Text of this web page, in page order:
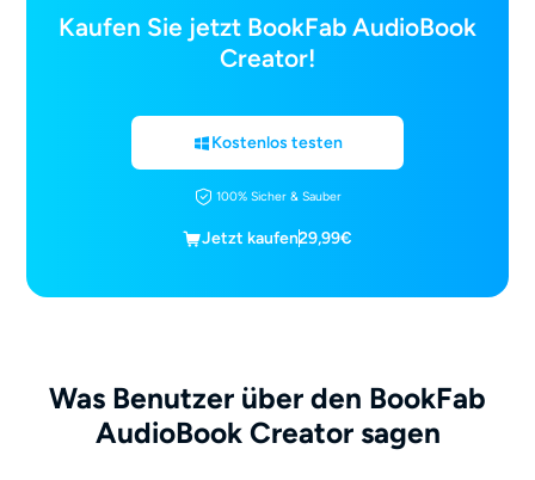
Kaufen Sie jetzt BookFab AudioBook
Creator!
Kostenlos testen
100% Sicher & Sauber
Jetzt kaufen29,99€
Was Benutzer über den BookFab
AudioBook Creator sagen